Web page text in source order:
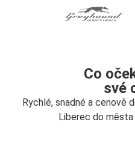
Co
své
Rychlé, snadné a cenově
Liberec do